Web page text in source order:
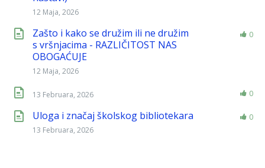
12 Maja, 2026
Zašto i kako se družim ili ne družim
s vršnjacima - RAZLIČITOST NAS
OBOGAĆUJE
12 Maja, 2026
0
13 Februara, 2026 0
Uloga i značaj školskog bibliotekara
13 Februara, 2026
0